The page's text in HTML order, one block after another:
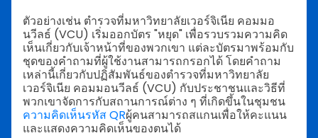
ตัวอย่างเช่น ตำรวจที่มหาวิทยาลัยเวอร์จิเนีย คอมมอ
นวีลธ์ (VCU) เริ่มออกบัตร "หยุด" เพื่อรวบรวมความคิด
เห็นเกี่ยวกับเจ้าหน้าที่ของพวกเขา แต่ละบัตรมาพร้อมกับ
ชุดของคำถามที่ผู้ใช้งานสามารถกรอกได้ โดยคำถาม
เหล่านี้เกี่ยวกับปฏิสัมพันธ์ของตำรวจที่มหาวิทยาลัย
เวอร์จิเนีย คอมมอนวีลธ์ (VCU) กับประชาชนและวิธีที่
พวกเขาจัดการกับสถานการณ์ต่าง ๆ ที่เกิดขึ้นในชุมชน
ความคิดเห็นรหัส QRผู้คนสามารถสแกนเพื่อให้คะแนน
และแสดงความคิดเห็นของตนได้